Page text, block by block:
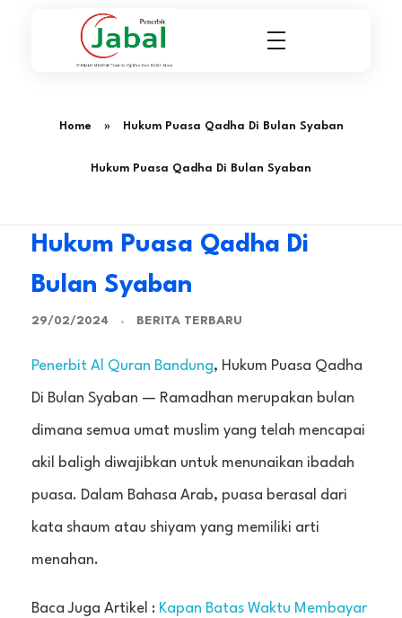
Home » Hukum Puasa Qadha Di Bulan Syaban
Hukum Puasa Qadha Di Bulan Syaban
Hukum Puasa Qadha Di
Bulan Syaban
29/02/2024 BERITA TERBARU
Penerbit Al Quran Bandung, Hukum Puasa Qadha
Di Bulan Syaban — Ramadhan merupakan bulan
dimana semua umat muslim yang telah mencapai
akil baligh diwajibkan untuk menunaikan ibadah
puasa. Dalam Bahasa Arab, puasa berasal dari
kata shaum atau shiyam yang memiliki arti
menahan.
Baca Juga Artikel : Kapan Batas Waktu Membayar